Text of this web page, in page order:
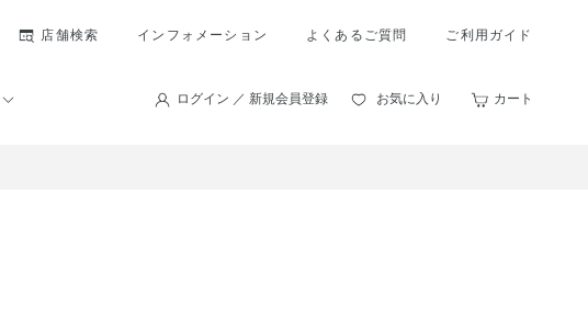
店舗検索 インフォメーション よくあるご質問 ご利用ガイド
ログイン ／ 新規会員登録 お気に入り カート